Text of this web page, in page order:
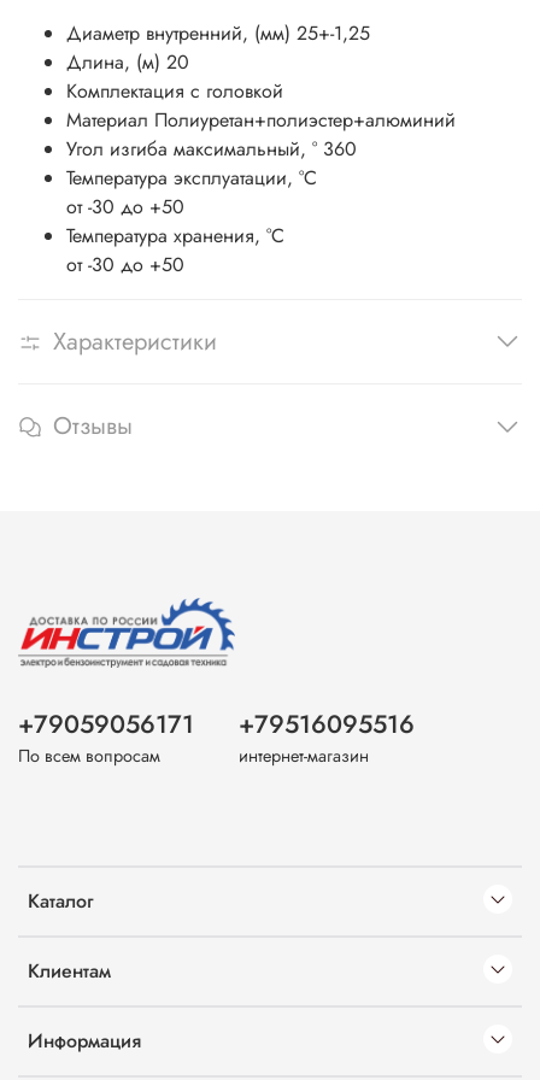
Диаметр внутренний, (мм) 25+-1,25
Длина, (м) 20
Комплектация с головкой
Материал Полиуретан+полиэстер+алюминий
Угол изгиба максимальный, ° 360
Температура эксплуатации, °С
от -30 до +50
Температура хранения, °С
от -30 до +50
Характеристики
Отзывы
Каталог
Клиентам
Информация
+79059056171
По всем вопросам
+79516095516
интернет-магазин